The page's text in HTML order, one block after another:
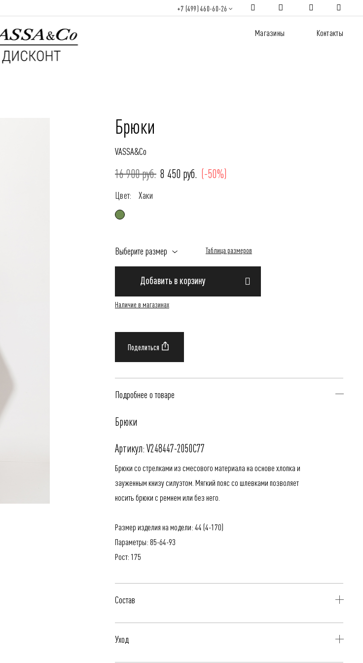
+7 (499) 460-60-26
Магазины Контакты
Брюки
VASSA&Co
16 900 руб. 8 450 руб. (-50%)
Цвет: Хаки
Выберите размер Таблица размеров
Добавить в корзину
Наличие в магазинах
Подробнее о товаре
Брюки
Артикул: V248447-2050C77
Брюки со стрелками из смесового материала на основе хлопка и
зауженным книзу силуэтом. Мягкий пояс со шлевками позволяет
носить брюки с ремнем или без него.
Размер изделия на модели: 44 (4-170)
Параметры: 85-64-93
Рост: 175
Состав
97% Хлопок, 3% Эластан
Уход